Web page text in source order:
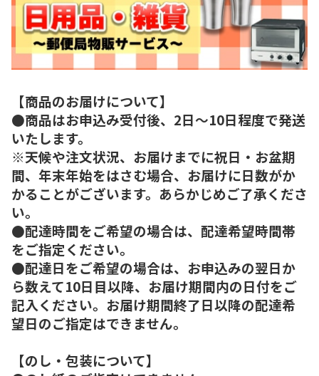
【商品のお届けについて】
●商品はお申込み受付後、2日～10日程度で発送
いたします。
※天候や注文状況、お届けまでに祝日・お盆期
間、年末年始をはさむ場合、お届けに日数がか
かることがございます。あらかじめご了承くださ
い。
●配達時間をご希望の場合は、配達希望時間帯
をご指定ください。
●配達日をご希望の場合は、お申込みの翌日か
ら数えて10日目以降、お届け期間内の日付をご
記入ください。お届け期間終了日以降の配達希
望日のご指定はできません。
【のし・包装について】